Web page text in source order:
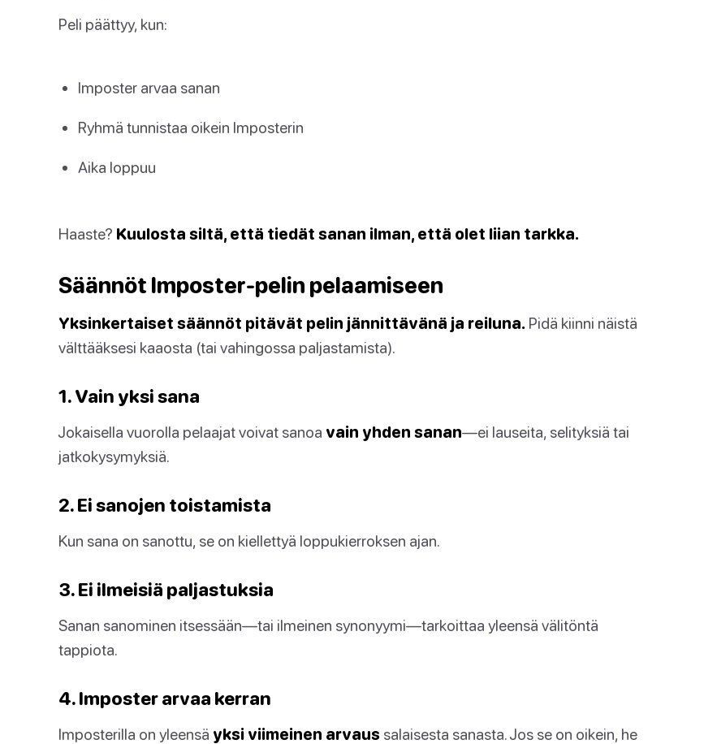
Peli päättyy, kun:
Imposter arvaa sanan
Ryhmä tunnistaa oikein Imposterin
Aika loppuu
Haaste? Kuulosta siltä, että tiedät sanan ilman, että olet liian tarkka.
Säännöt Imposter-pelin pelaamiseen
Yksinkertaiset säännöt pitävät pelin jännittävänä ja reiluna. Pidä kiinni näistä
välttääksesi kaaosta (tai vahingossa paljastamista).
1. Vain yksi sana
Jokaisella vuorolla pelaajat voivat sanoa vain yhden sanan—ei lauseita, selityksiä tai
jatkokysymyksiä.
2. Ei sanojen toistamista
Kun sana on sanottu, se on kiellettyä loppukierroksen ajan.
3. Ei ilmeisiä paljastuksia
Sanan sanominen itsessään—tai ilmeinen synonyymi—tarkoittaa yleensä välitöntä
tappiota.
4. Imposter arvaa kerran
Imposterilla on yleensä yksi viimeinen arvaus salaisesta sanasta. Jos se on oikein, he